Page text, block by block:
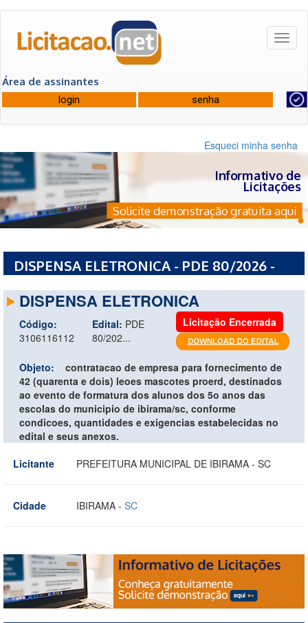
Área de assinantes
Esqueci minha senha
Informativo de
Licitações
Solicite demonstração gratuita aqui
DISPENSA ELETRONICA - PDE 80/2026 -
DISPENSA ELETRONICA
Código:
3106116112
Edital: PDE
80/202...
Licitação Encerrada
Objeto:
contratacao de empresa para fornecimento de
42 (quarenta e dois) leoes mascotes proerd, destinados
ao evento de formatura dos alunos dos 5o anos das
escolas do municipio de ibirama/sc, conforme
condicoes, quantidades e exigencias estabelecidas no
edital e seus anexos.
Licitante
PREFEITURA MUNICIPAL DE IBIRAMA - SC
Cidade IBIRAMA - SC